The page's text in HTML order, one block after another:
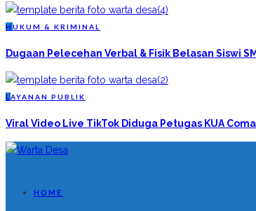
H UKUM & KRIMINAL
Dugaan Pelecehan Verbal & Fisik Belasan Siswi
L AYANAN PUBLIK
Viral Video Live TikTok Diduga Petugas KUA
HOME